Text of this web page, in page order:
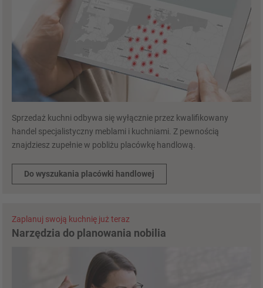
Sprzedaż kuchni odbywa się wyłącznie przez kwalifikowany
handel specjalistyczny meblami i kuchniami. Z pewnością
znajdziesz zupełnie w pobliżu placówkę handlową.
Do wyszukania placówki handlowej
Zaplanuj swoją kuchnię już teraz
Narzędzia do planowania nobilia